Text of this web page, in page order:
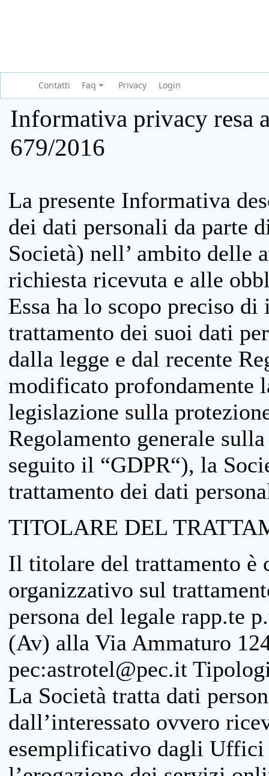
Contatti Faq Privacy Login
Informativa privacy resa
679/2016
La presente Informativa
dei dati personali da parte
Società) nell’ ambito delle
richiesta ricevuta e alle
Essa ha lo scopo preciso
trattamento dei suoi dati
dalla legge e dal recente
modificato profondamente
legislazione sulla
Regolamento generale
seguito il “GDPR“), la
trattamento dei dati
TITOLARE DEL
Il titolare del trattamento è
organizzativo sul
persona del legale rapp.te
(Av) alla Via Ammaturo
pec:astrotel@pec.it
La Società tratta dati
dall’interessato ovvero
esemplificativo dagli